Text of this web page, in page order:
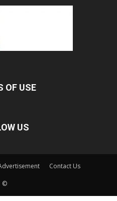
OF USE
US
Contact Us
©